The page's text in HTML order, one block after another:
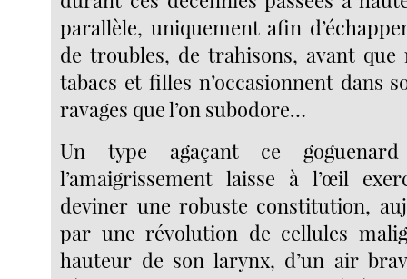
parallèle, uniquement afin
de troubles, de trahisons, avant que
tabacs et filles n’occasionnent dans
ravages que l’on subodore…
Un type agaçant ce
l’amaigrissement laisse à l’œil
deviner une robuste constitution,
par une révolution de cellules
hauteur de son larynx, d’un air